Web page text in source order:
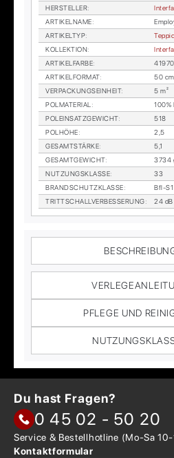
HER­STEL­LER:
AR­TI­KEL­NA­ME:
AR­TI­KEL­TYP:
KOL­LEK­TI­ON:
AR­TI­KEL­FAR­BE:
AR­TI­KEL­FOR­MAT:
50
VER­PA­CKUNGS­EIN­HEIT:
5 m²
POL­MA­TE­RI­AL:
100%
POL­EIN­SATZ­GE­WICHT:
518
POL­HÖ­HE:
2,5
GE­SAMT­STÄR­KE:
5,1
GE­SAMT­GE­WICHT:
3734
NUT­ZUNGS­KLAS­SE:
33
BRAND­SCHUTZ­KLAS­SE:
Bfl-S1
TRITT­SCHALL­VER­BES­SE­RUNG: 24 dB
PFLEGE UND
Du hast Fragen?
0 45 02 - 50 20
Service & Bestellhotline (Mo-Sa
Kontaktformular